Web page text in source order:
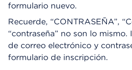
formulario nuevo.
Recuerde, “CONTRASEÑA”,
“contraseña” no son lo
de correo electrónico y
formulario de inscripción.